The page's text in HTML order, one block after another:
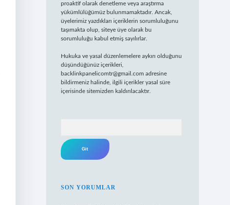
proaktif olarak denetleme veya araştırma
yükümlülüğümüz bulunmamaktadır. Ancak,
üyelerimiz yazdıkları içeriklerin sorumluluğunu
taşımakta olup, siteye üye olarak bu
sorumluluğu kabul etmiş sayılırlar.
Hukuka ve yasal düzenlemelere aykırı olduğunu
düşündüğünüz içerikleri,
backlinkpanelicomtr@gmail.com adresine
bildirmeniz halinde, ilgili içerikler yasal süre
içerisinde sitemizden kaldırılacaktır.
SON YORUMLAR